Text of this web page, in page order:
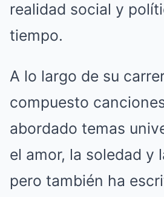
realidad social y
tiempo.
A lo largo de su
compuesto
abordado temas
el amor, la soledad y
pero también ha